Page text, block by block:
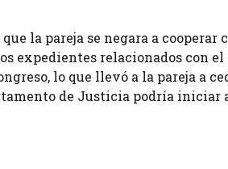
la pareja se negara a cooperar
expedientes relacionados con el
lo que llevó a la pareja a
de Justicia podría iniciar